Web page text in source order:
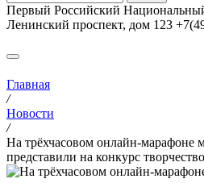
Первый Российский
Ленинский проспект, дом 123
Главная
/
Новости
/
На трёхчасовом онлайн-марафоне
представили на конкурс